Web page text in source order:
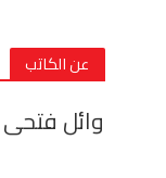
عن الكاتب
وائل فتحى